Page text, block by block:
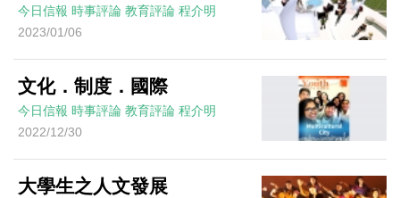
今日信報 時事評論 教育評論 程介明
2023/01/06
文化．制度．國際
今日信報 時事評論 教育評論 程介明
2022/12/30
大學生之人文發展